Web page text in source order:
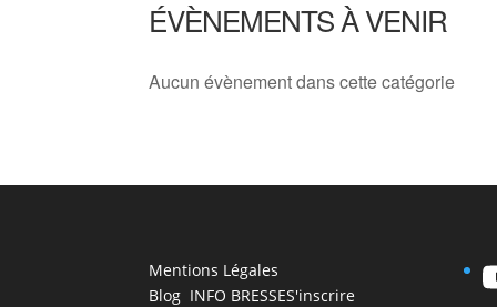
ÉVÈNEMENTS À VENIR
Aucun évènement dans cette catégorie
Mentions Légales
Blog INFO BRESSES'inscrire